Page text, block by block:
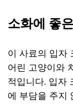
소화에 좋
이 사료의 입자
어린 고양이와
적입니다. 입자
에 부담을 주지